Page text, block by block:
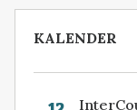
KALENDER